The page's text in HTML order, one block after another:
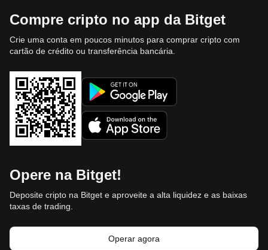
Compre cripto no app da Bitget
Crie uma conta em poucos minutos para comprar cripto com
cartão de crédito ou transferência bancária.
Opere na Bitget!
Deposite cripto na Bitget e aproveite a alta liquidez e as baixas
taxas de trading.
Operar agora